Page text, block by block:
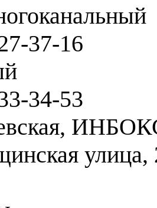
37-16
34-53
улица,